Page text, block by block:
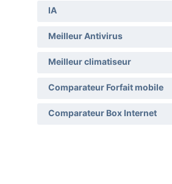
IA
Meilleur Antivirus
Meilleur climatiseur
Comparateur Forfait mobile
Comparateur Box Internet